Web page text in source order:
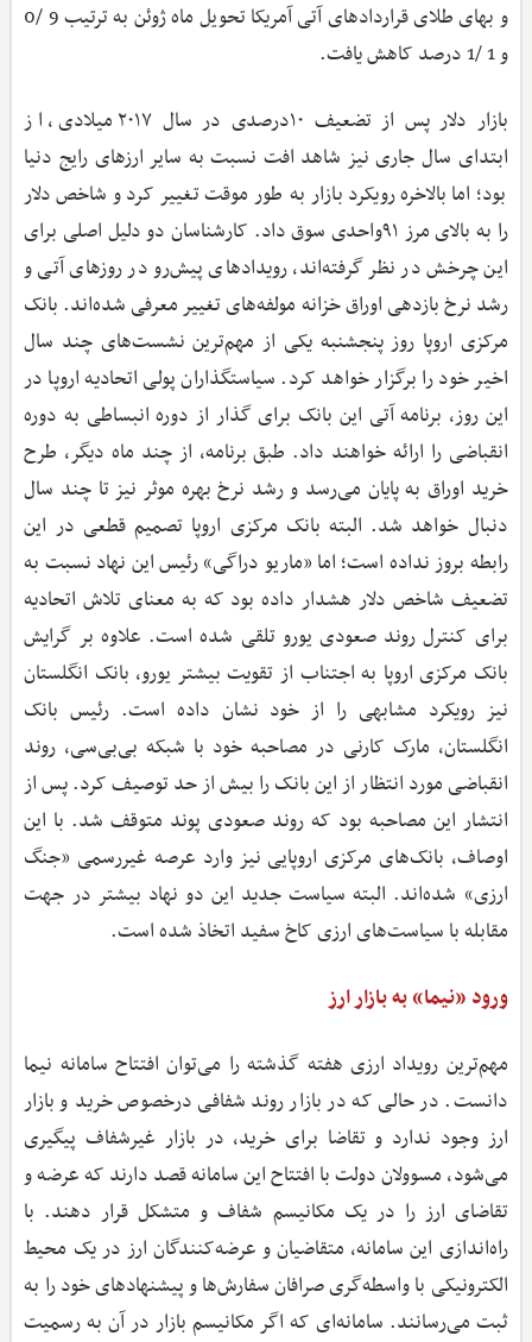
و بهای طلای قراردادهای آتی آمریکا تحویل ماه ژوئن به ترتیب 9 /0
و 1 /1 درصد کاهش یافت.
بازار دلار پس از تضعیف ۱۰درصدی در سال ۲۰۱۷ میلادی، از
ابتدای سال جاری نیز شاهد افت نسبت به سایر ارزهای رایج دنیا
بود؛ اما بالاخره رویکرد بازار به‌ طور موقت تغییر کرد و شاخص دلار
را به بالای مرز ۹۱واحدی سوق داد. کارشناسان دو دلیل اصلی برای
این چرخش در نظر گرفته‌اند، رویدادهای پیش‌رو در روزهای آتی و
رشد نرخ بازدهی اوراق خزانه مولفه‌های تغییر معرفی شده‌اند. بانک
مرکزی اروپا روز پنجشنبه یکی از مهم‌ترین نشست‌های چند سال
اخیر خود را برگزار خواهد کرد. سیاستگذاران پولی اتحادیه اروپا در
این روز، برنامه آتی این بانک برای گذار از دوره انبساطی به دوره
انقباضی را ارائه خواهند داد. طبق برنامه، از چند ماه دیگر، طرح
خرید اوراق به پایان می‌رسد و رشد نرخ بهره موثر نیز تا چند سال
دنبال خواهد شد. البته بانک مرکزی اروپا تصمیم قطعی در این
رابطه بروز نداده است؛ اما «ماریو دراگی» رئیس این نهاد نسبت به
تضعیف شاخص دلار هشدار داده بود که به معنای تلاش اتحادیه
برای کنترل روند صعودی یورو تلقی شده است. علاوه بر گرایش
بانک مرکزی اروپا به اجتناب از تقویت بیشتر یورو، بانک انگلستان
نیز رویکرد مشابهی را از خود نشان داده است. رئیس بانک
انگلستان، مارک کارنی در مصاحبه خود با شبکه بی‌بی‌سی، روند
انقباضی مورد انتظار از این بانک را بیش از حد توصیف کرد. پس از
انتشار این مصاحبه بود که روند صعودی پوند متوقف شد. با این
اوصاف، بانک‌های مرکزی اروپایی نیز وارد عرصه غیررسمی «جنگ
ارزی» شده‌اند. البته سیاست جدید این دو نهاد بیشتر در جهت
مقابله با سیاست‌های ارزی کاخ سفید اتخاذ شده است.
ورود «نیما» به بازار ارز
مهم‌ترین رویداد ارزی هفته گذشته را می‌توان افتتاح سامانه نیما
دانست. در حالی که در بازار روند شفافی درخصوص خرید و بازار
ارز وجود ندارد و تقاضا برای خرید، در بازار غیرشفاف پیگیری
می‌شود، مسوولان دولت با افتتاح این سامانه قصد دارند که عرضه و
تقاضای ارز را در یک مکانیسم شفاف و متشکل قرار دهند. با
راه‌اندازی این سامانه، متقاضیان و عرضه‌کنندگان ارز در یک محیط
الکترونیکی با واسطه‌گری صرافان سفارش‌ها و پیشنهادهای خود را به
ثبت می‌رسانند. سامانه‌ای که اگر مکانیسم بازار در آن به رسمیت